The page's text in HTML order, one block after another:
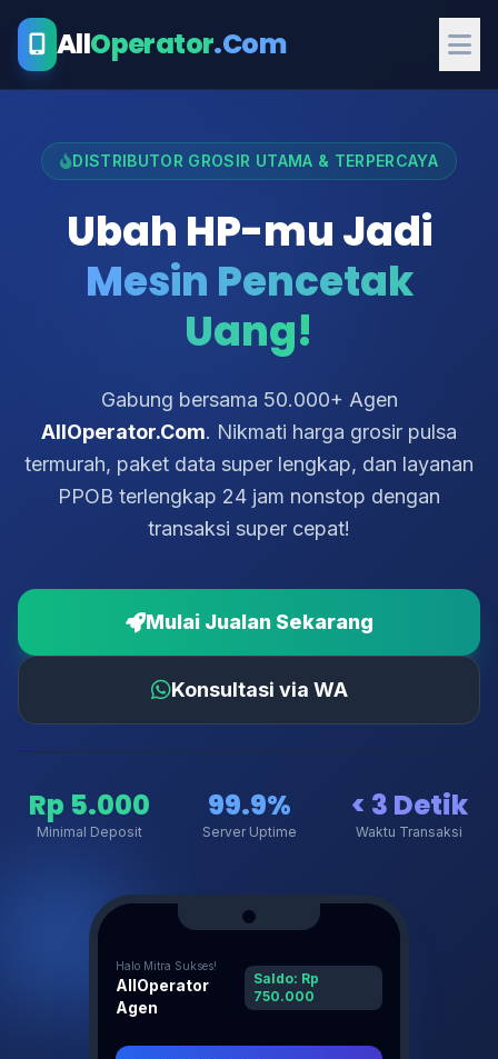
AllOperator.Com
DISTRIBUTOR GROSIR UTAMA & TERPERCAYA
Ubah HP-mu Jadi
Mesin Pencetak
Uang!
Gabung bersama 50.000+ Agen
AllOperator.Com. Nikmati harga grosir pulsa
termurah, paket data super lengkap, dan layanan
PPOB terlengkap 24 jam nonstop dengan
transaksi super cepat!
Mulai Jualan Sekarang
Konsultasi via WA
Rp 5.000
Minimal Deposit
99.9%
Server Uptime
< 3 Detik
Waktu Transaksi
Halo Mitra Sukses!
AllOperator
Agen
Saldo: Rp
750.000